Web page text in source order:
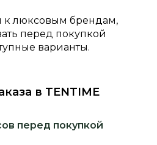
к люксовым брендам,
перед покупкой
варианты.
в TENTIME
перед покупкой